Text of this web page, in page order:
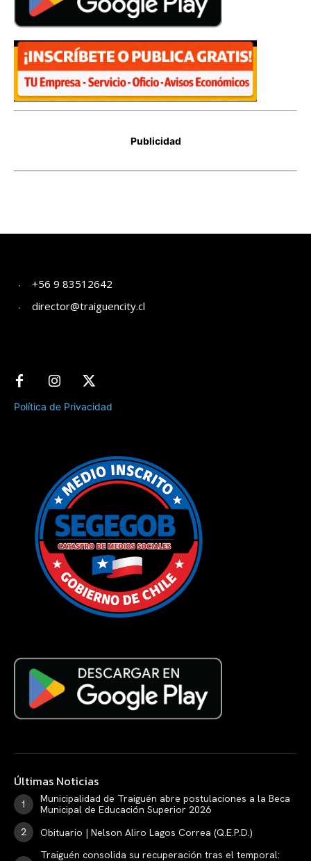
+56 9 83512642
director@traiguencity.cl
Política de Privacidad
Últimas Noticias
Municipalidad de Traiguén abre postulaciones a la Beca
Municipal de Educación Superior 2026
Obituario | Nelson Aliro Lagos Correa (Q.E.P.D.)
Traiguén consolida su recuperación tras el temporal: